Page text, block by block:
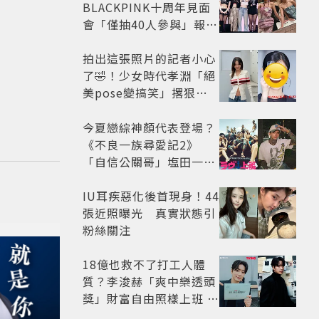
BLACKPINK十周年見面
會「僅抽40人參與」報名
怒了😡
拍出這張照片的記者小心
了🤣！少女時代孝淵「絕
美pose變搞笑」撂狠
今夏戀綜神顏代表登場？
《不良一族尋愛記2》
「自信公關哥」塩田一馬
老闆
IU耳疾惡化後首現身！44
張近照曝光 真實狀態引
粉絲關注
18億也救不了打工人體
質？李浚赫「爽中樂透頭
獎」財富自由照樣上班 西